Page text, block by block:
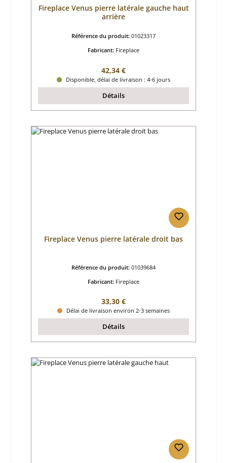
Fireplace Venus pierre latérale gauche haut
arrière
Référence du produit: 01023317
Fabricant: Fireplace
Prix régulier :
42,34 €
Disponible, délai de livraison : 4-6 jours
Détails
Fireplace Venus pierre latérale droit bas
Référence du produit: 01039684
Fabricant: Fireplace
Prix régulier :
33,30 €
Délai de livraison environ 2-3 semaines
Détails